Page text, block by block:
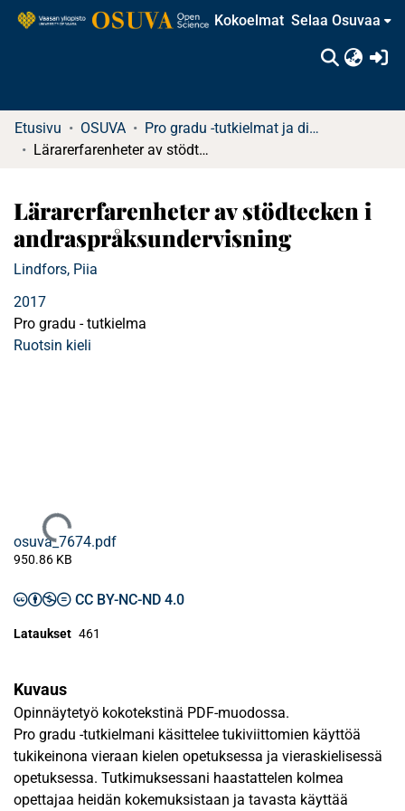
Kokoelmat Selaa Osuvaa
Etusivu OSUVA
Pro gradu -tutkielmat ja diplomityöt
Lärarerfarenheter av stödtecken i andraspråksundervisning
Lärarerfarenheter av stödtecken i
andraspråksundervisning
Lindfors, Piia
2017
Pro gradu - tutkielma
Ruotsin kieli
Ladataan...
osuva_7674.pdf
950.86 KB
CC BY-NC-ND 4.0
Lataukset 461
Kuvaus
Opinnäytetyö kokotekstinä PDF-muodossa.
Pro gradu -tutkielmani käsittelee tukiviittomien käyttöä
tukikeinona vieraan kielen opetuksessa ja vieraskielisessä
opetuksessa. Tutkimuksessani haastattelen kolmea
opettajaa heidän kokemuksistaan ja tavasta käyttää